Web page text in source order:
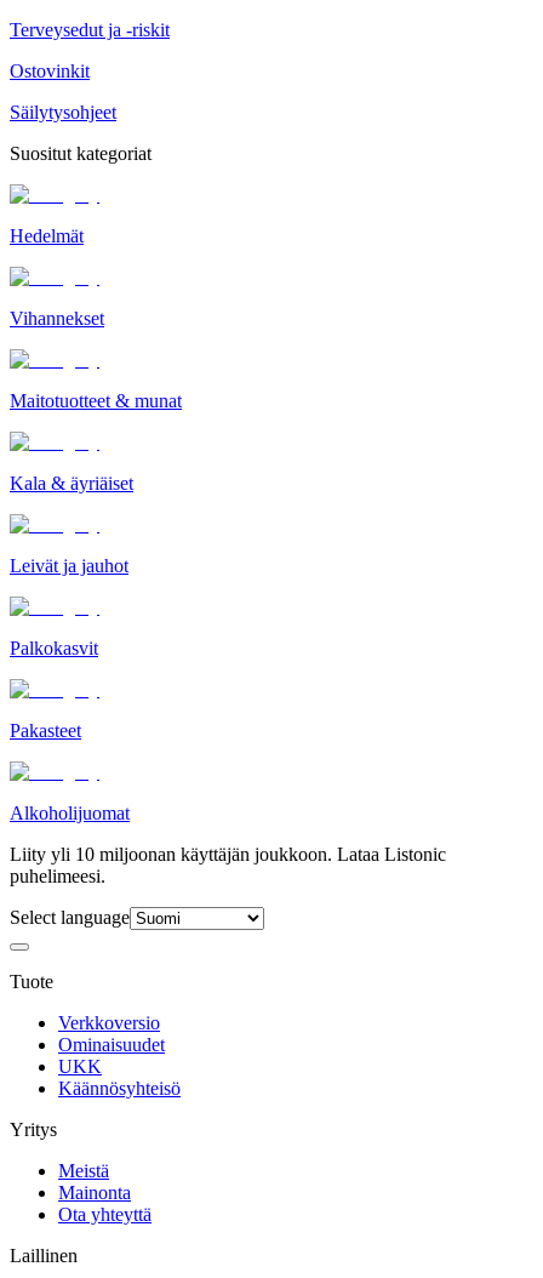
Terveysedut ja -riskit
Ostovinkit
Säilytysohjeet
Suositut kategoriat
Hedelmät
Vihannekset
Maitotuotteet & munat
Kala & äyriäiset
Leivät ja jauhot
Palkokasvit
Pakasteet
Alkoholijuomat
Liity yli 10 miljoonan käyttäjän joukkoon. Lataa Listonic
puhelimeesi.
Select language
Tuote
Verkkoversio
Ominaisuudet
UKK
Käännösyhteisö
Yritys
Meistä
Mainonta
Ota yhteyttä
Laillinen